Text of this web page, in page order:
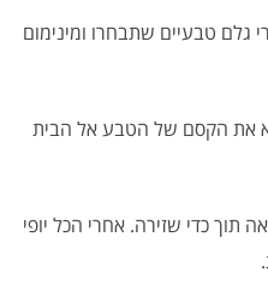
טבעיים שתבחרו ומינימום
את הקסם של הטבע אל הבית
תוך כדי שזירה. אחרי הכל יופי